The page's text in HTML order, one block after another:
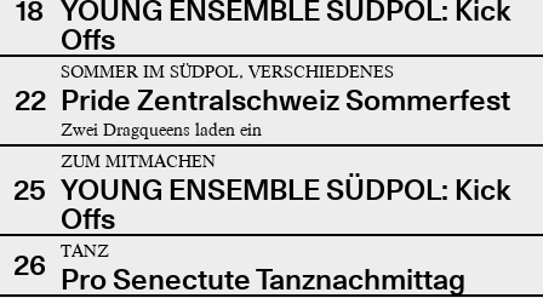
18 YOUNG ENSEMBLE SÜDPOL: Kick
Offs
22
SOMMER IM SÜDPOL, VERSCHIEDENES
Pride Zentralschweiz Sommerfest
Zwei Dragqueens laden ein
25
ZUM MITMACHEN
YOUNG ENSEMBLE SÜDPOL: Kick
Offs
26
TANZ
Pro Senectute Tanznachmittag